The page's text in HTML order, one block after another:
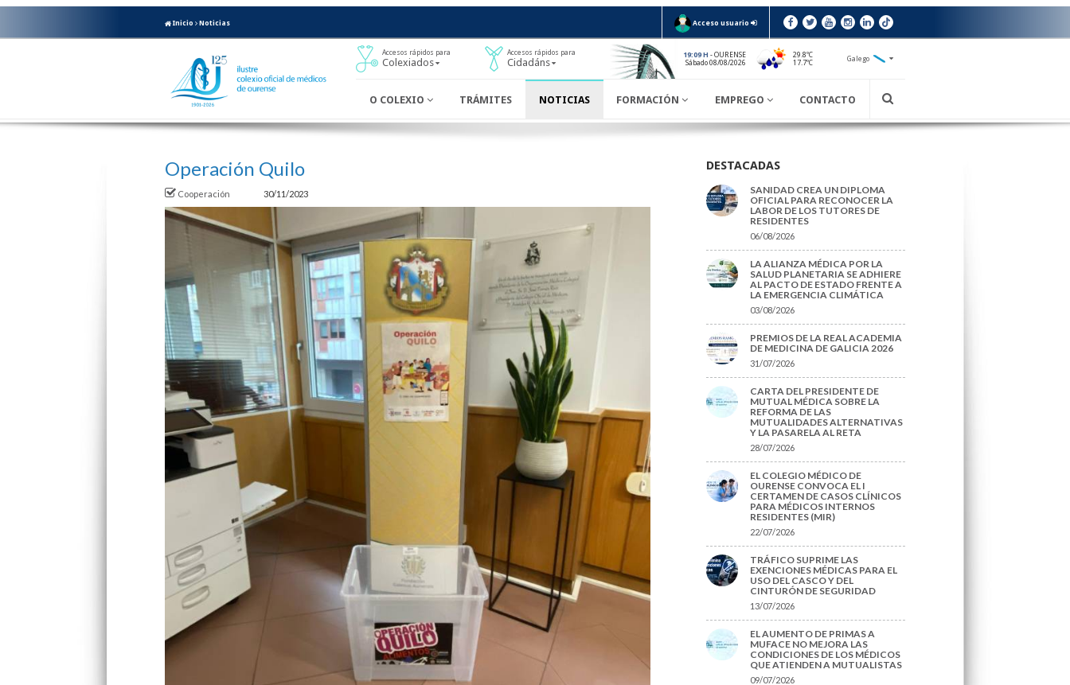
Inicio Noticias Acceso usuario
Accesos rápidos para
Colexiados
Accesos rápidos para
Cidadáns
19:09 H - OURENSE
Sábado 08/08/2026
29.8ºC
17.7ºC
Galego
O COLEXIO TRÁMITES NOTICIAS FORMACIÓN EMPREGO CONTACTO
Operación Quilo
Cooperación 30/11/2023
DESTACADAS
SANIDAD CREA UN DIPLOMA
OFICIAL PARA RECONOCER LA
LABOR DE LOS TUTORES DE
RESIDENTES
06/08/2026
LA ALIANZA MÉDICA POR LA
SALUD PLANETARIA SE ADHIERE
AL PACTO DE ESTADO FRENTE A
LA EMERGENCIA CLIMÁTICA
03/08/2026
PREMIOS DE LA REAL ACADEMIA
DE MEDICINA DE GALICIA 2026
31/07/2026
CARTA DEL PRESIDENTE DE
MUTUAL MÉDICA SOBRE LA
REFORMA DE LAS
MUTUALIDADES ALTERNATIVAS
Y LA PASARELA AL RETA
28/07/2026
EL COLEGIO MÉDICO DE
OURENSE CONVOCA EL I
CERTAMEN DE CASOS CLÍNICOS
PARA MÉDICOS INTERNOS
RESIDENTES (MIR)
22/07/2026
TRÁFICO SUPRIME LAS
EXENCIONES MÉDICAS PARA EL
USO DEL CASCO Y DEL
CINTURÓN DE SEGURIDAD
13/07/2026
EL AUMENTO DE PRIMAS A
MUFACE NO MEJORA LAS
CONDICIONES DE LOS MÉDICOS
QUE ATIENDEN A MUTUALISTAS
09/07/2026